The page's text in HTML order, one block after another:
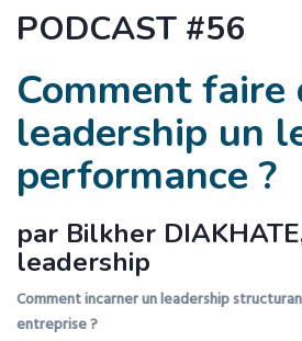
PODCAST #56
Comment faire
leadership un
performance ?
par Bilkher
leadership
Comment incarner un leadership
entreprise ?